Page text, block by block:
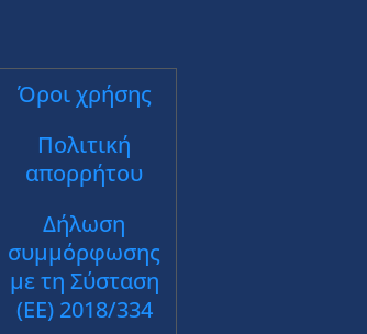
Όροι χρήσης
Πολιτική
απορρήτου
Δήλωση
συμμόρφωσης
με τη Σύσταση
(ΕΕ) 2018/334